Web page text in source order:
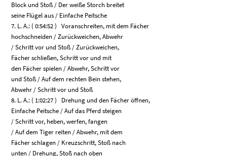
Block und Stoß / Der weiße Storch breitet
seine Flügel aus / Einfache Peitsche
7. L. A.: ( 0:54:52 ) Voranschreiten, mit dem Fächer
hochschneiden / Zurückweichen, Abwehr
/ Schritt vor und Stoß / Zurückweichen,
Fächer schließen, Schritt vor und mit
den Fächer spielen / Abwehr, Schritt vor
und Stoß / Auf dem rechten Bein stehen,
Abwehr / Schritt vor und Stoß
8. L. A.: ( 1:02:27 ) Drehung und den Fächer öffnen,
Einfache Peitsche / Auf das Pferd steigen
/ Schritt vor, heben, werfen, fangen
/ Auf dem Tiger reiten / Abwehr, mit dem
Fächer schlagen / Kreuzschritt, Stoß nach
unten / Drehung, Stoß nach oben